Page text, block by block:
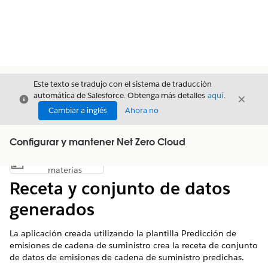
Cerrar
Este texto se tradujo con el sistema de traducción
automática de Salesforce. Obtenga más detalles aquí.
Cambiar a inglés
Ahora no
Cerrar
Configurar y mantener Net Zero Cloud
Mostrar índice de materias
materias
Receta y conjunto de datos
generados
La aplicación creada utilizando la plantilla Predicción de
emisiones de cadena de suministro crea la receta de conjunto
de datos de emisiones de cadena de suministro predichas.